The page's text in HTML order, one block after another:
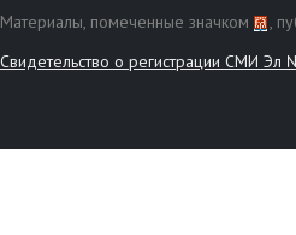
Материалы, помеченные значком
,
Свидетельство о регистрации СМИ